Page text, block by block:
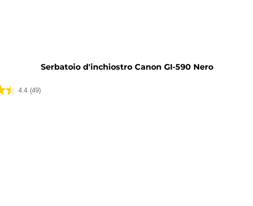
Serbatoio d'inchiostro Canon GI-590 Nero
4.4 (49)